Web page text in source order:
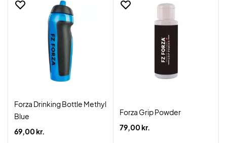
Forza Drinking Bottle Methyl
Blue
69,00 kr.
Forza Grip Powder
79,00 kr.